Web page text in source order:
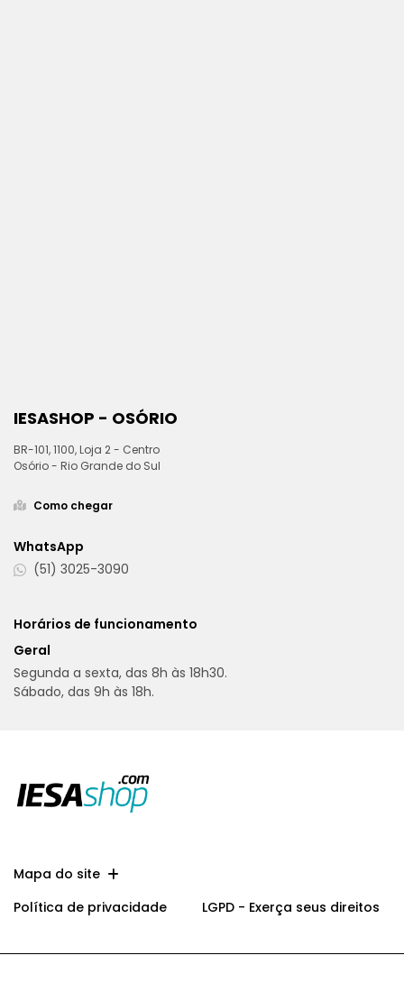
IESASHOP - OSÓRIO
BR-101, 1100, Loja 2 - Centro
Osório - Rio Grande do Sul
Como chegar
WhatsApp
(51) 3025-3090
Horários de funcionamento
Geral
Segunda a sexta, das 8h às 18h30.
Sábado, das 9h às 18h.
Mapa do site
Política de privacidade
LGPD - Exerça seus direitos